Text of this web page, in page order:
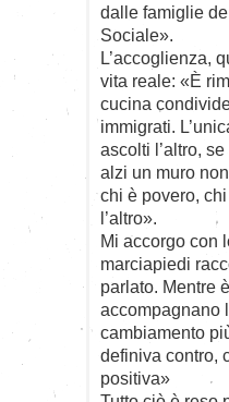
dalle famiglie
Sociale».
L’accoglienza,
vita reale: «È
cucina
immigrati.
ascolti l’altro,
alzi un muro
chi è povero,
l’altro».
Mi accorgo con
marciapiedi
parlato. Mentre
accompagnano
cambiamento
definiva contro,
positiva»